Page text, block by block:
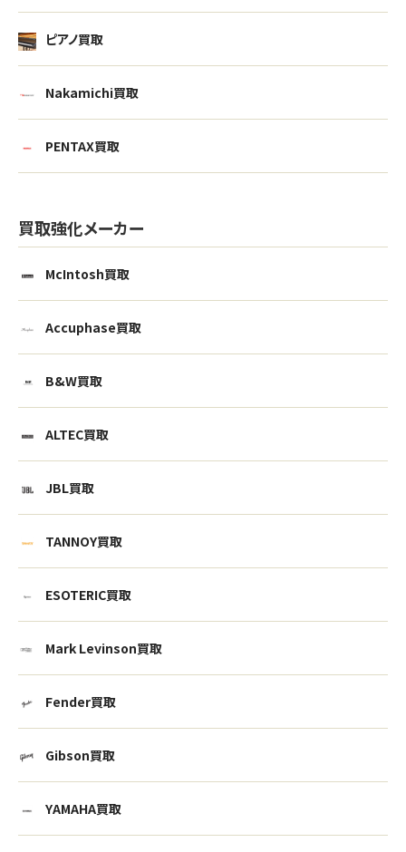
ピアノ買取
Nakamichi買取
PENTAX買取
買取強化メーカー
McIntosh買取
Accuphase買取
B&W買取
ALTEC買取
JBL買取
TANNOY買取
ESOTERIC買取
Mark Levinson買取
Fender買取
Gibson買取
YAMAHA買取